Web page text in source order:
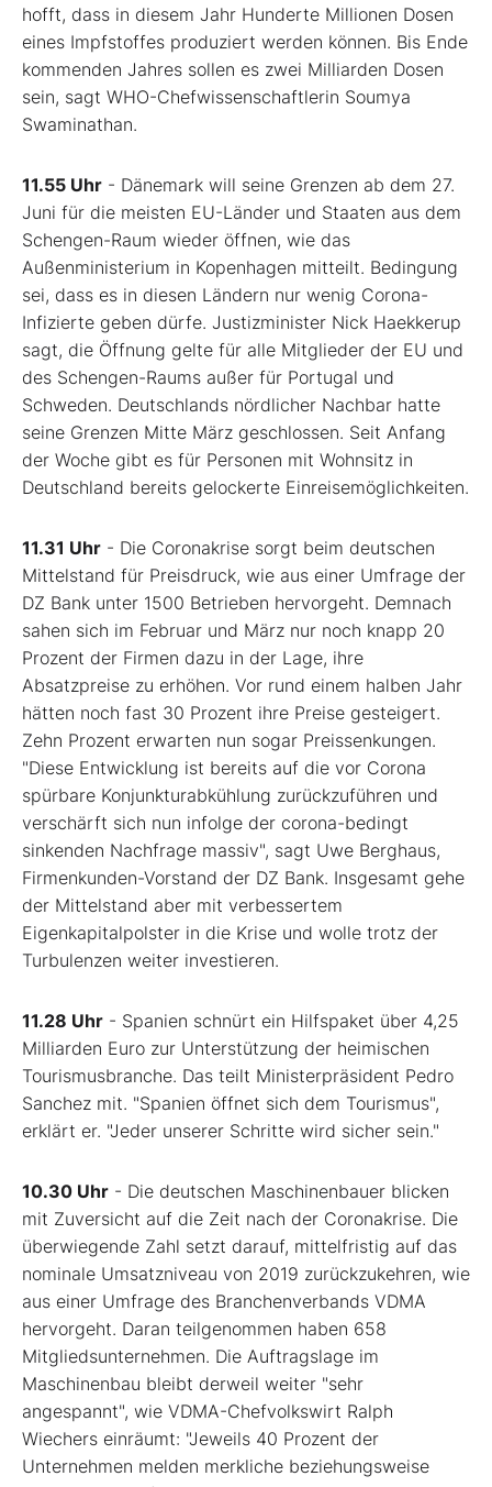
hofft, dass in diesem Jahr Hunderte Millionen Dosen
eines Impfstoffes produziert werden können. Bis Ende
kommenden Jahres sollen es zwei Milliarden Dosen
sein, sagt WHO-Chefwissenschaftlerin Soumya
Swaminathan.
11.55 Uhr - Dänemark will seine Grenzen ab dem 27.
Juni für die meisten EU-Länder und Staaten aus dem
Schengen-Raum wieder öffnen, wie das
Außenministerium in Kopenhagen mitteilt. Bedingung
sei, dass es in diesen Ländern nur wenig Corona-
Infizierte geben dürfe. Justizminister Nick Haekkerup
sagt, die Öffnung gelte für alle Mitglieder der EU und
des Schengen-Raums außer für Portugal und
Schweden. Deutschlands nördlicher Nachbar hatte
seine Grenzen Mitte März geschlossen. Seit Anfang
der Woche gibt es für Personen mit Wohnsitz in
Deutschland bereits gelockerte Einreisemöglichkeiten.
11.31 Uhr - Die Coronakrise sorgt beim deutschen
Mittelstand für Preisdruck, wie aus einer Umfrage der
DZ Bank unter 1500 Betrieben hervorgeht. Demnach
sahen sich im Februar und März nur noch knapp 20
Prozent der Firmen dazu in der Lage, ihre
Absatzpreise zu erhöhen. Vor rund einem halben Jahr
hätten noch fast 30 Prozent ihre Preise gesteigert.
Zehn Prozent erwarten nun sogar Preissenkungen.
"Diese Entwicklung ist bereits auf die vor Corona
spürbare Konjunkturabkühlung zurückzuführen und
verschärft sich nun infolge der corona-bedingt
sinkenden Nachfrage massiv", sagt Uwe Berghaus,
Firmenkunden-Vorstand der DZ Bank. Insgesamt gehe
der Mittelstand aber mit verbessertem
Eigenkapitalpolster in die Krise und wolle trotz der
Turbulenzen weiter investieren.
11.28 Uhr - Spanien schnürt ein Hilfspaket über 4,25
Milliarden Euro zur Unterstützung der heimischen
Tourismusbranche. Das teilt Ministerpräsident Pedro
Sanchez mit. "Spanien öffnet sich dem Tourismus",
erklärt er. "Jeder unserer Schritte wird sicher sein."
10.30 Uhr - Die deutschen Maschinenbauer blicken
mit Zuversicht auf die Zeit nach der Coronakrise. Die
überwiegende Zahl setzt darauf, mittelfristig auf das
nominale Umsatzniveau von 2019 zurückzukehren, wie
aus einer Umfrage des Branchenverbands VDMA
hervorgeht. Daran teilgenommen haben 658
Mitgliedsunternehmen. Die Auftragslage im
Maschinenbau bleibt derweil weiter "sehr
angespannt", wie VDMA-Chefvolkswirt Ralph
Wiechers einräumt: "Jeweils 40 Prozent der
Unternehmen melden merkliche beziehungsweise